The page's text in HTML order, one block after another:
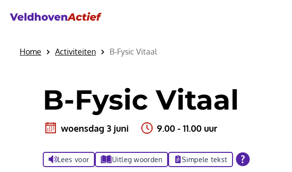
Home Activiteiten B-Fysic Vitaal
B-Fysic Vitaal
woensdag 3 juni 9.00 - 11.00 uur
Lees voor Uitleg woorden Simpele tekst